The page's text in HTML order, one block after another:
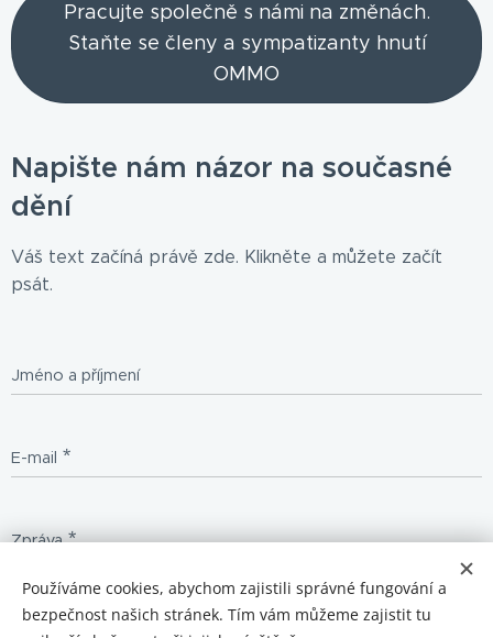
Pracujte společně s námi na změnách.
Staňte se členy a sympatizanty hnutí
OMMO
Napište nám názor na současné
dění
Váš text začíná právě zde. Klikněte a můžete začít
psát.
Jméno a příjmení
E-mail
Zpráva
Odeslat
Používáme cookies, abychom zajistili správné fungování a
bezpečnost našich stránek. Tím vám můžeme zajistit tu